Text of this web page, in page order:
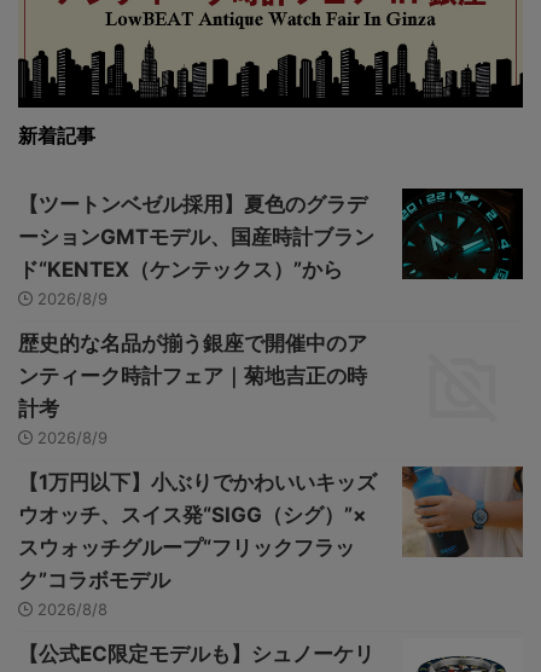
新着記事
【ツートンベゼル採用】夏色のグラデ
ーションGMTモデル、国産時計ブラン
ド“KENTEX（ケンテックス）”から
2026/8/9
歴史的な名品が揃う銀座で開催中のア
ンティーク時計フェア｜菊地吉正の時
計考
2026/8/9
【1万円以下】小ぶりでかわいいキッズ
ウオッチ、スイス発“SIGG（シグ）”×
スウォッチグループ“フリックフラッ
ク”コラボモデル
2026/8/8
【公式EC限定モデルも】シュノーケリ